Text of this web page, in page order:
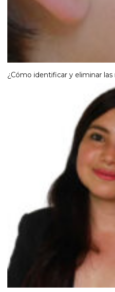
¿Cómo identificar y eliminar las